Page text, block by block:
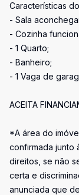
Características
- Sala
- Cozinha
- 1 Quarto;
- Banheiro;
- 1 Vaga de
ACEITA
*A área do
confirmada junto
direitos, se não
certa e
anunciada que